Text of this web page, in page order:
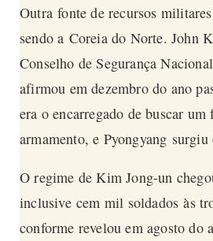
Outra fonte de recursos
sendo a Coreia do Norte. John
Conselho de Segurança
afirmou em dezembro do ano
era o encarregado de buscar um
armamento, e Pyongyang
O regime de Kim Jong-un
inclusive cem mil soldados às
conforme revelou em agosto do